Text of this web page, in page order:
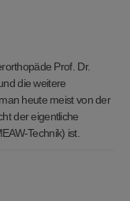
Prof. Dr.
die weitere
heute meist von der
der eigentliche
Technik) ist.